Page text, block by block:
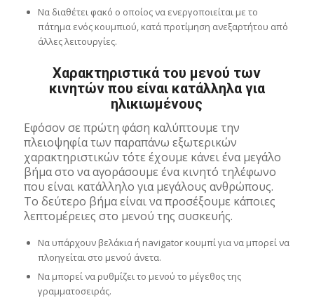
Να διαθέτει φακό ο οποίος να ενεργοποιείται με το
πάτημα ενός κουμπιού, κατά προτίμηση ανεξαρτήτου από
άλλες λειτουργίες.
Χαρακτηριστικά του μενού των
κινητών που είναι κατάλληλα για
ηλικιωμένους
Εφόσον σε πρώτη φάση καλύπτουμε την
πλειοψηφία των παραπάνω εξωτερικών
χαρακτηριστικών τότε έχουμε κάνει ένα μεγάλο
βήμα στο να αγοράσουμε ένα κινητό τηλέφωνο
που είναι κατάλληλο για μεγάλους ανθρώπους.
Το δεύτερο βήμα είναι να προσέξουμε κάποιες
λεπτομέρειες στο μενού της συσκευής.
Να υπάρχουν βελάκια ή navigator κουμπί για να μπορεί να
πλοηγείται στο μενού άνετα.
Να μπορεί να ρυθμίζει το μενού το μέγεθος της
γραμματοσειράς.